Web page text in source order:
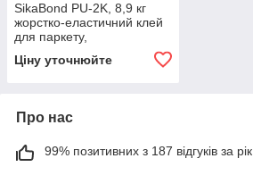
SikaBond PU-2K, 8,9 кг
жорстко-еластичний клей
для паркету,
поліуретановий клей
Ціну уточнюйте
Про нас
99% позитивних з 187 відгуків за рік